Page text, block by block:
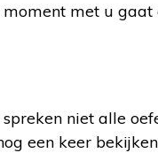
met u
niet alle
een keer